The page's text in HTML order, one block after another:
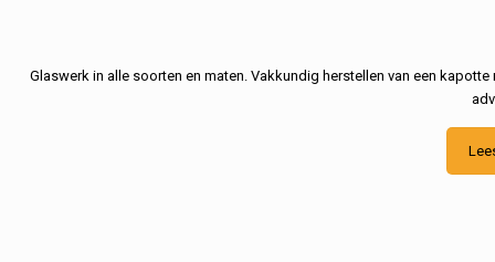
Glaswerk in alle soorten en maten. Vakkundig herstellen van een